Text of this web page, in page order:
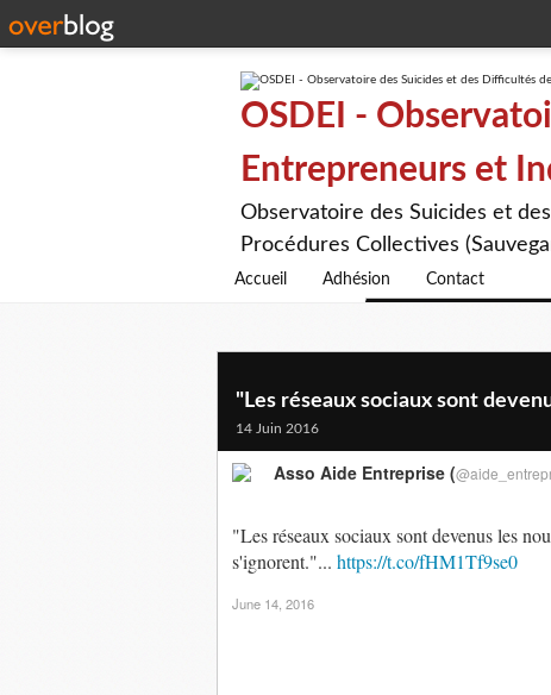
OSDEI -
Entrepreneurs et
Observatoire des Suicides et
Procédures Collectives
Accueil Adhésion Contact
"Les réseaux sociaux sont
14 Juin 2016
"Les réseaux sociaux sont devenus les
s'ignorent."... https://t.co/fHM1Tf9se0
Asso Aide Entreprise (
June 14, 2016